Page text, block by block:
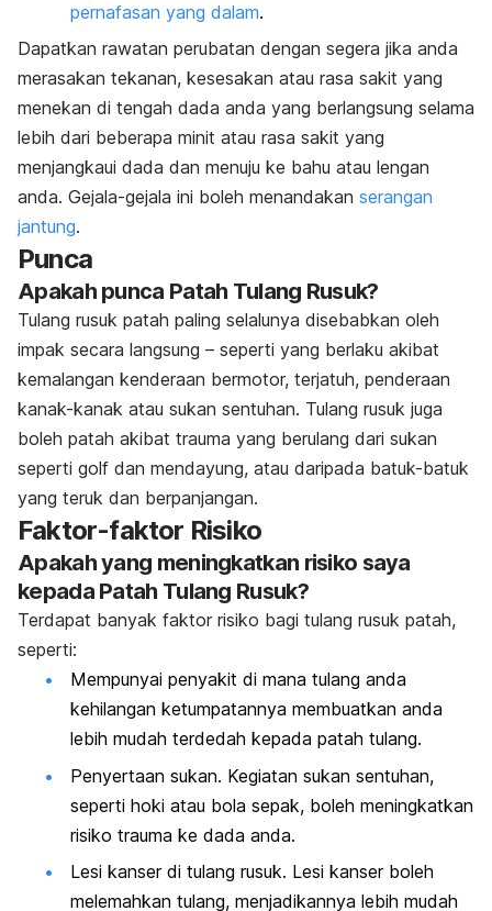
pernafasan yang dalam.
Dapatkan rawatan perubatan dengan segera jika anda
merasakan tekanan, kesesakan atau rasa sakit yang
menekan di tengah dada anda yang berlangsung selama
lebih dari beberapa minit atau rasa sakit yang
menjangkaui dada dan menuju ke bahu atau lengan
anda. Gejala-gejala ini boleh menandakan serangan
jantung.
Punca
Apakah punca Patah Tulang Rusuk?
Tulang rusuk patah paling selalunya disebabkan oleh
impak secara langsung – seperti yang berlaku akibat
kemalangan kenderaan bermotor, terjatuh, penderaan
kanak-kanak atau sukan sentuhan. Tulang rusuk juga
boleh patah akibat trauma yang berulang dari sukan
seperti golf dan mendayung, atau daripada batuk-batuk
yang teruk dan berpanjangan.
Faktor-faktor Risiko
Apakah yang meningkatkan risiko saya
kepada Patah Tulang Rusuk?
Terdapat banyak faktor risiko bagi tulang rusuk patah,
seperti:
Mempunyai penyakit di mana tulang anda
kehilangan ketumpatannya membuatkan anda
lebih mudah terdedah kepada patah tulang.
Penyertaan sukan. Kegiatan sukan sentuhan,
seperti hoki atau bola sepak, boleh meningkatkan
risiko trauma ke dada anda.
Lesi kanser di tulang rusuk. Lesi kanser boleh
melemahkan tulang, menjadikannya lebih mudah